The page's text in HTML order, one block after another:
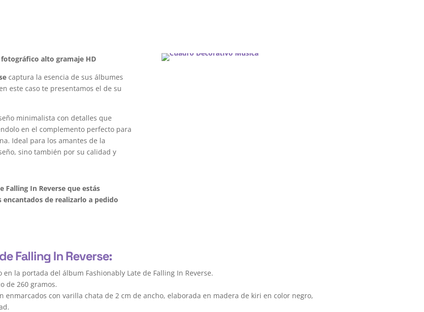
alto gramaje HD
captura la esencia de sus álbumes
este caso te presentamos el de su
minimalista con detalles que
en el complemento perfecto para
Ideal para los amantes de la
sino también por su calidad y
Falling In Reverse que estás
de realizarlo a pedido
Falling In Reverse:
la portada del álbum Fashionably Late de Falling In Reverse.
de 260 gramos.
enmarcados con varilla chata de 2 cm de ancho, elaborada en madera de kiri en color negro,